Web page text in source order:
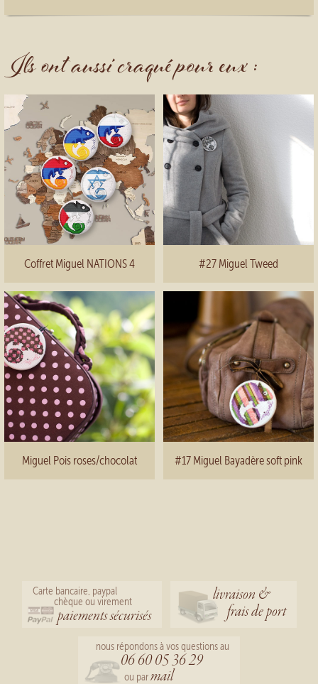
Ils ont aussi craqué pour eux :
Coffret Miguel NATIONS 4 #27 Miguel Tweed
Miguel Pois roses/chocolat #17 Miguel Bayadère soft pink
Carte bancaire, paypal
chèque ou virement
paiements sécurisés
livraison &
frais de port
nous répondons à vos questions au
06 60 05 36 29
ou parmail